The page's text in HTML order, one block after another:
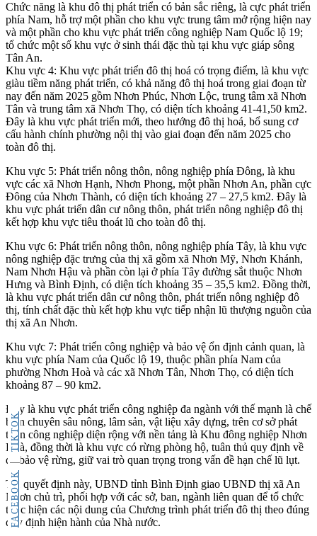
FACEBOOK
TIKTOK
Chức năng là khu đô thị phát triển có bản sắc riêng, là cực phát triển
phía Nam, hỗ trợ một phần cho khu vực trung tâm mở rộng hiện nay
và một phần cho khu vực phát triển công nghiệp Nam Quốc lộ 19;
tổ chức một số khu vực ở sinh thái đặc thù tại khu vực giáp sông
Tân An.
Khu vực 4: Khu vực phát triển đô thị hoá có trọng điểm, là khu vực
giàu tiềm năng phát triển, có khả năng đô thị hoá trong giai đoạn từ
nay đến năm 2025 gồm Nhơn Phúc, Nhơn Lộc, trung tâm xã Nhơn
Tân và trung tâm xã Nhơn Thọ, có diện tích khoảng 41-41,50 km2.
Đây là khu vực phát triển mới, theo hướng đô thị hoá, bổ sung cơ
cấu hành chính phường nội thị vào giai đoạn đến năm 2025 cho
toàn đô thị.
Khu vực 5: Phát triển nông thôn, nông nghiệp phía Đông, là khu
vực các xã Nhơn Hạnh, Nhơn Phong, một phần Nhơn An, phần cực
Đông của Nhơn Thành, có diện tích khoảng 27 – 27,5 km2. Đây là
khu vực phát triển dân cư nông thôn, phát triển nông nghiệp đô thị
kết hợp khu vực tiêu thoát lũ cho toàn đô thị.
Khu vực 6: Phát triển nông thôn, nông nghiệp phía Tây, là khu vực
nông nghiệp đặc trưng của thị xã gồm xã Nhơn Mỹ, Nhơn Khánh,
Nam Nhơn Hậu và phần còn lại ở phía Tây đường sắt thuộc Nhơn
Hưng và Bình Định, có diện tích khoảng 35 – 35,5 km2. Đồng thời,
là khu vực phát triển dân cư nông thôn, phát triển nông nghiệp đô
thị, tính chất đặc thù kết hợp khu vực tiếp nhận lũ thượng nguồn của
thị xã An Nhơn.
Khu vực 7: Phát triển công nghiệp và bảo vệ ổn định cảnh quan, là
khu vực phía Nam của Quốc lộ 19, thuộc phần phía Nam của
phường Nhơn Hoà và các xã Nhơn Tân, Nhơn Thọ, có diện tích
khoảng 87 – 90 km2.
Đây là khu vực phát triển công nghiệp đa ngành với thế mạnh là chế
biến chuyên sâu nông, lâm sản, vật liệu xây dựng, trên cơ sở phát
triển công nghiệp diện rộng với nền tảng là Khu đông nghiệp Nhơn
Hoà, đồng thời là khu vực có rừng phòng hộ, tuân thủ quy định về
đề bảo vệ rừng, giữ vai trò quan trọng trong vấn đề hạn chế lũ lụt.
Tại quyết định này, UBND tỉnh Bình Định giao UBND thị xã An
Nhơn chủ trì, phối hợp với các sở, ban, ngành liên quan để tổ chức
thực hiện các nội dung của Chương trình phát triển đô thị theo đúng
quy định hiện hành của Nhà nước.